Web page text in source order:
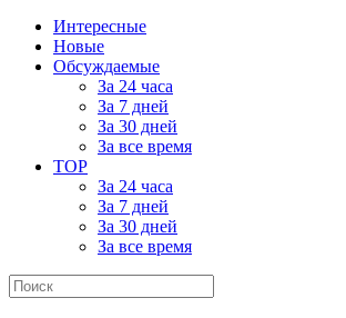
Интересные
Новые
Обсуждаемые
За 24 часа
За 7 дней
За 30 дней
За все время
TOP
За 24 часа
За 7 дней
За 30 дней
За все время